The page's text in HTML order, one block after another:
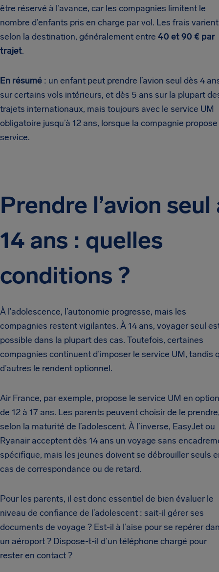
être réservé à l’avance, car les compagnies limitent le
nombre d’enfants pris en charge par vol. Les frais varient
selon la destination, généralement entre 40 et 90 € par
trajet.
En résumé : un enfant peut prendre l’avion seul dès 4
sur certains vols intérieurs, et dès 5 ans sur la plupart
trajets internationaux, mais toujours avec le service UM
obligatoire jusqu’à 12 ans, lorsque la compagnie
service.
Prendre l’avion seul
14 ans : quelles
conditions ?
À l’adolescence, l’autonomie progresse, mais les
compagnies restent vigilantes. À 14 ans, voyager seul
possible dans la plupart des cas. Toutefois, certaines
compagnies continuent d’imposer le service UM, tandis
d’autres le rendent optionnel.
Air France, par exemple, propose le service UM en option
de 12 à 17 ans. Les parents peuvent choisir de le
selon la maturité de l’adolescent. À l’inverse, EasyJet ou
Ryanair acceptent dès 14 ans un voyage sans
spécifique, mais les jeunes doivent se débrouiller seuls
cas de correspondance ou de retard.
Pour les parents, il est donc essentiel de bien évaluer le
niveau de confiance de l’adolescent : sait-il gérer ses
documents de voyage ? Est-il à l’aise pour se repérer
un aéroport ? Dispose-t-il d’un téléphone chargé pour
rester en contact ?